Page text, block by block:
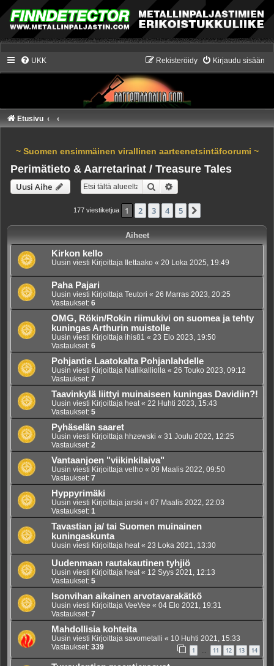
UKK Kirjaudu sisään
Rekisteröidy
Etusivu
~ Suomen ensimmäinen virallinen aarteenetsintäfoorumi ~
Perimätieto & Aarretarinat / Treasure Tales
Uusi Aihe Etsi
177 viestiketjua 1 2 3 4 5
Aiheet
Kirkon kello
Uusin viesti Kirjoittaja Ilettaako « 20 Loka 2025, 19:49
Paha Pajari
Uusin viesti Kirjoittaja Teutori « 26 Marras 2023, 20:25
Vastaukset: 6
OMG, Rökin/Rokin riimukivi on suomea ja tehty
kuningas Arthurin muistolle
Uusin viesti Kirjoittaja ihis81 « 23 Elo 2023, 19:50
Vastaukset: 6
Pohjantie Laatokalta Pohjanlahdelle
Uusin viesti Kirjoittaja Nallikalliolla « 26 Touko 2023, 09:12
Vastaukset: 7
Taavinkylä liittyi muinaiseen kuningas Davidiin?!
Uusin viesti Kirjoittaja heat« 22 Huhti 2023, 15:43
Vastaukset: 5
Pyhäselän saaret
Uusin viesti Kirjoittaja hhzewski « 31 Joulu 2022, 12:25
Vastaukset: 2
Vantaanjoen "viikinkilaiva"
Uusin viesti Kirjoittaja velho « 09 Maalis 2022, 09:50
Vastaukset: 7
Hyppyrimäki
Uusin viesti Kirjoittaja jarski « 07 Maalis 2022, 22:03
Vastaukset: 1
Tavastian ja/ tai Suomen muinainen
kuningaskunta
Uusin viesti Kirjoittaja heat« 23 Loka 2021, 13:30
Uudenmaan rautakautinen tyhjiö
Uusin viesti Kirjoittaja heat« 12 Syys 2021, 12:13
Vastaukset: 5
Isonvihan aikainen arvotavarakätkö
Uusin viesti Kirjoittaja VeeVee « 04 Elo 2021, 19:31
Vastaukset: 7
Mahdollisia kohteita
Uusin viesti Kirjoittaja savometalli « 10 Huhti 2021, 15:33
Vastaukset: 339 1 11 12 13 14